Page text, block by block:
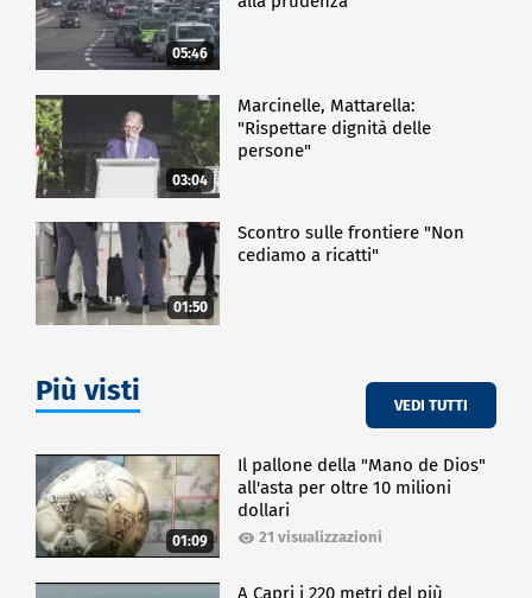
05:46
03:04
Marcinelle, Mattarella:
"Rispettare dignità delle
persone"
01:50
Scontro sulle frontiere "Non
cediamo a ricatti"
Più visti VEDI TUTTI
01:09
Il pallone della "Mano de Dios"
all'asta per oltre 10 milioni
dollari
21 visualizzazioni
A Capri i 220 metri del più